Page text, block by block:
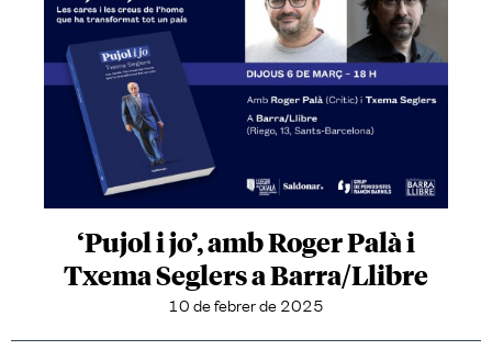
‘Pujol i jo’, amb Roger Palà i
Txema Seglers a Barra/Llibre
10 de febrer de 2025